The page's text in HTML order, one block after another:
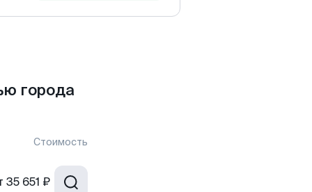
города
Стоимость
35 651 ₽